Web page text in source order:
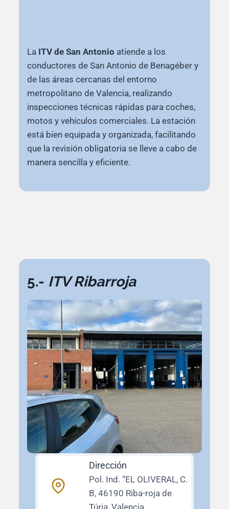
La ITV de San Antonio atiende a los
conductores de San Antonio de Benagéber y
de las áreas cercanas del entorno
metropolitano de Valencia, realizando
inspecciones técnicas rápidas para coches,
motos y vehículos comerciales. La estación
está bien equipada y organizada, facilitando
que la revisión obligatoria se lleve a cabo de
manera sencilla y eficiente.
5.- ITV Ribarroja
Dirección
Pol. Ind. “EL OLIVERAL, C.
B, 46190 Riba-roja de
Túria, Valencia